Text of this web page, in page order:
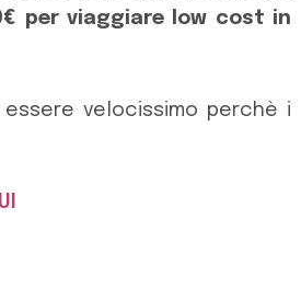
per viaggiare low cost in
essere velocissimo perchè i